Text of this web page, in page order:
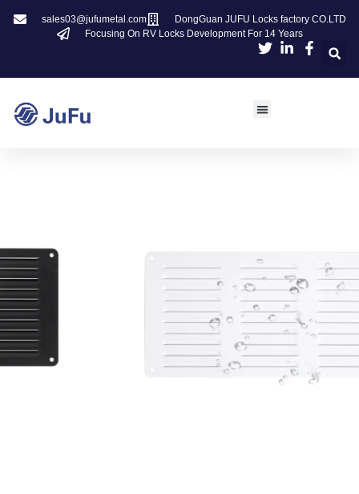
sales03@jufumetal.com
DongGuan JUFU Locks factory CO.LTD
Focusing On RV Locks Development For 14 Years